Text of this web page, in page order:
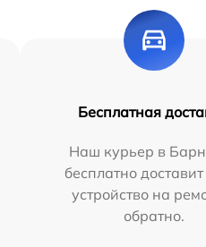
Бесплатная
Наш курьер в
бесплатно
устройство на
обратно.